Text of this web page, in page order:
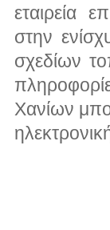
εταιρεία
στην
σχεδίων
Χανίων